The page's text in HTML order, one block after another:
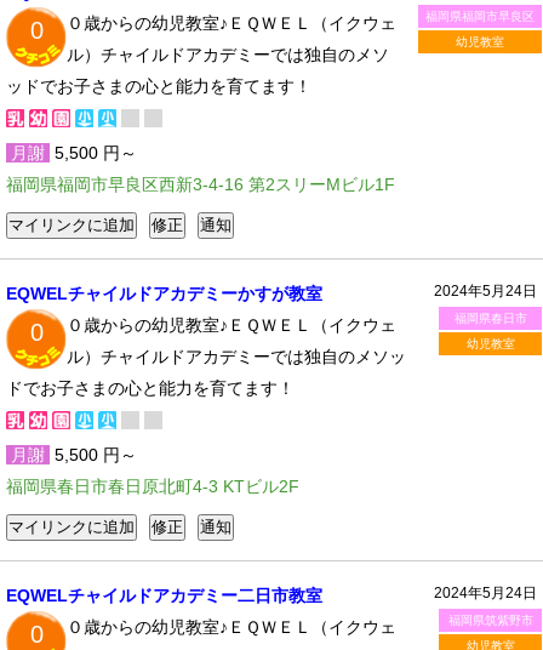
福岡県福岡市早良区
幼児教室
0
０歳からの幼児教室♪ＥＱＷＥＬ（イクウェ
ル）チャイルドアカデミーでは独自のメソ
ッドでお子さまの心と能力を育てます！
月謝 5,500 円～
福岡県福岡市早良区西新3-4-16 第2スリーMビル1F
2024年5月24日
福岡県春日市
幼児教室
EQWELチャイルドアカデミーかすが教室
0
０歳からの幼児教室♪ＥＱＷＥＬ（イクウェ
ル）チャイルドアカデミーでは独自のメソッ
ドでお子さまの心と能力を育てます！
月謝 5,500 円～
福岡県春日市春日原北町4-3 KTビル2F
2024年5月24日
福岡県筑紫野市
幼児教室
EQWELチャイルドアカデミー二日市教室
0
０歳からの幼児教室♪ＥＱＷＥＬ（イクウェ